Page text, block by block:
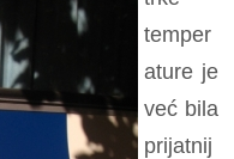
temper
ature je
već bila
prijatnij